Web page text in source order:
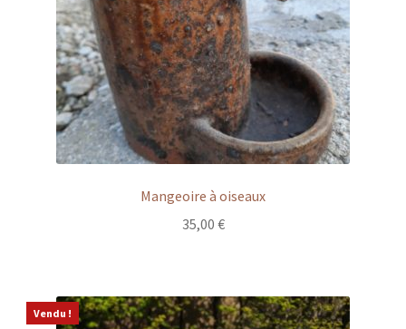
Mangeoire à oiseaux
35,00 €
Vendu !